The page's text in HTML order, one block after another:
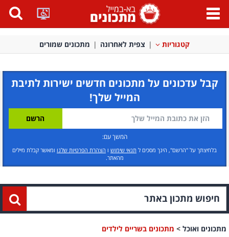
פתח
תפריט
קטגוריות צפית לאחרונה מתכונים שמורים
קבל עדכונים על מתכונים חדשים ישירות לתיבת
המייל שלך!
המשך עם:
בלחיצתך על "הרשם", הינך מסכים ל תנאי שימוש ו הצהרת הפרטיות שלנו ומאשר קבלת מיילים
מהאתר.
מתכונים ואוכל > מתכונים בשריים לילדים